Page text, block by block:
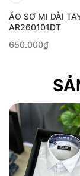
ÁO SƠ MI DÀI
AR260101DT
650.000₫